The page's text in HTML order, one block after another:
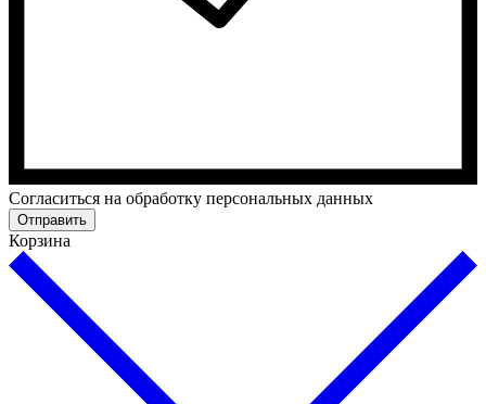
Cогласиться на обработку персональных данных
Отправить
Корзина